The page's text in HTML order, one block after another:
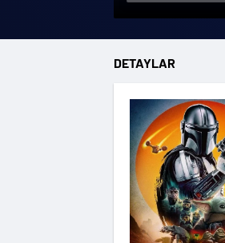
DETAYLAR